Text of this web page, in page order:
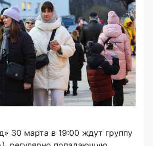
30 марта в 19:00 ждут группу